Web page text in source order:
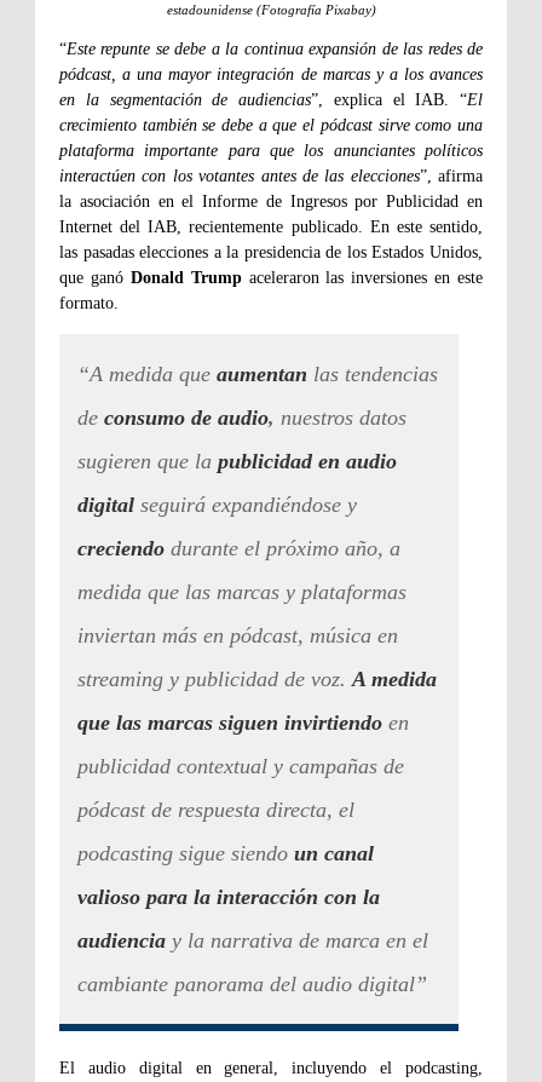
estadounidense (Fotografía Pixabay)
“Este repunte se debe a la continua expansión de las redes de
pódcast, a una mayor integración de marcas y a los avances
en la segmentación de audiencias”, explica el IAB. “El
crecimiento también se debe a que el pódcast sirve como una
plataforma importante para que los anunciantes políticos
interactúen con los votantes antes de las elecciones”, afirma
la asociación en el Informe de Ingresos por Publicidad en
Internet del IAB, recientemente publicado. En este sentido,
las pasadas elecciones a la presidencia de los Estados Unidos,
que ganó Donald Trumpaceleraron las inversiones en este
formato.
“A medida que aumentan las tendencias
de consumo de audio, nuestros datos
sugieren que la publicidad en audio
digital seguirá expandiéndose y
creciendo durante el próximo año, a
medida que las marcas y plataformas
inviertan más en pódcast, música en
streaming y publicidad de voz. A medida
que las marcas siguen invirtiendo en
publicidad contextual y campañas de
pódcast de respuesta directa, el
podcasting sigue siendo un canal
valioso para la interacción con la
audiencia y la narrativa de marca en el
cambiante panorama del audio digital”
El audio digital en general, incluyendo el podcasting,